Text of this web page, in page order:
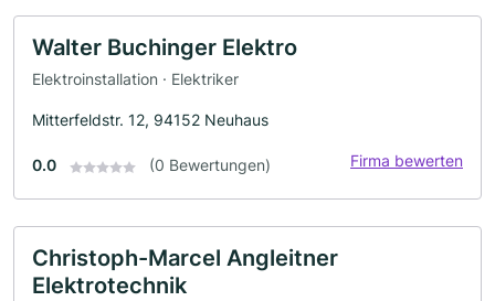
Walter Buchinger Elektro
Elektroinstallation · Elektriker
Mitterfeldstr. 12, 94152 Neuhaus
0.0 (0 Bewertungen) Firma bewerten
Christoph-Marcel Angleitner
Elektrotechnik